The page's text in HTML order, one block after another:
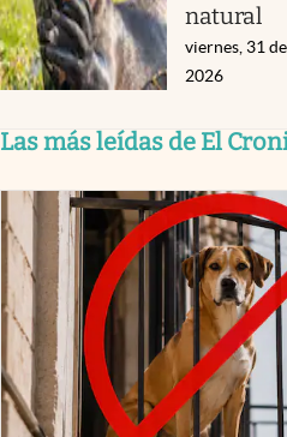
natural
viernes, 31
2026
Las más leídas de El